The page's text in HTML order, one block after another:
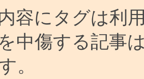
容にタグは利
中傷する記事
。